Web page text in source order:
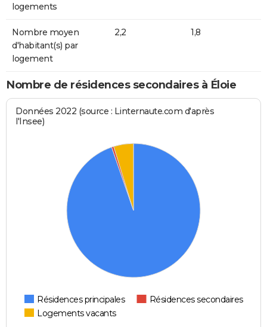
logements
Nombre moyen
d'habitant(s) par
logement
2,2 1,8
Nombre de résidences secondaires à Éloie
Données 2022 (source : Linternaute.com d'après
l'Insee)
Résidences principales
Résidences secondaires
Logements vacants